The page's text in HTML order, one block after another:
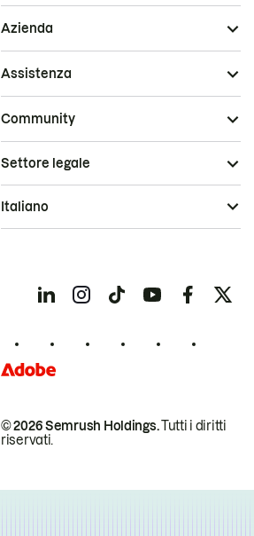
Azienda
Assistenza
Community
© 2026 Semrush Holdings.Tutti i diritti
riservati.
Settore legale
Italiano